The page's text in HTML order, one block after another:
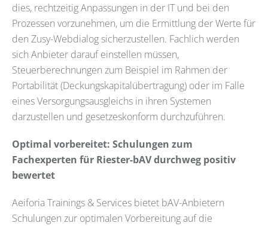
dies, rechtzeitig Anpassungen in der IT und bei den
Prozessen vorzunehmen, um die Ermittlung der Werte für
den Zusy-Webdialog sicherzustellen. Fachlich werden
sich Anbieter darauf einstellen müssen,
Steuerberechnungen zum Beispiel im Rahmen der
Portabilität (Deckungskapitalübertragung) oder im Falle
eines Versorgungsausgleichs in ihren Systemen
darzustellen und gesetzeskonform durchzuführen.
Optimal vorbereitet: Schulungen zum
Fachexperten für Riester-bAV durchweg positiv
bewertet
Aeiforia Trainings & Services bietet bAV-Anbietern
Schulungen zur optimalen Vorbereitung auf die